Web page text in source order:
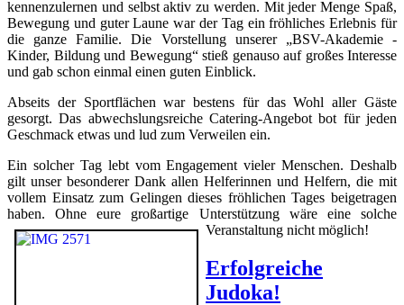
kennenzulernen und selbst aktiv zu werden. Mit jeder Menge Spaß,
Bewegung und guter Laune war der Tag ein fröhliches Erlebnis für
die ganze Familie. Die Vorstellung unserer „BSV-Akademie -
Kinder, Bildung und Bewegung“ stieß genauso auf großes Interesse
und gab schon einmal einen guten Einblick.
Abseits der Sportflächen war bestens für das Wohl aller Gäste
gesorgt. Das abwechslungsreiche Catering-Angebot bot für jeden
Geschmack etwas und lud zum Verweilen ein.
Ein solcher Tag lebt vom Engagement vieler Menschen. Deshalb
gilt unser besonderer Dank allen Helferinnen und Helfern, die mit
vollem Einsatz zum Gelingen dieses fröhlichen Tages beigetragen
haben. Ohne eure großartige Unterstützung wäre eine solche
Veranstaltung nicht möglich!
Erfolgreiche
Judoka!